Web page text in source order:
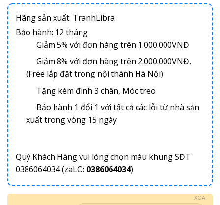
Hãng sản xuất: TranhLibra
Bảo hành: 12 tháng
Giảm 5% với đơn hàng trên 1.000.000VNĐ
Giảm 8% với đơn hàng trên 2.000.000VNĐ,
(Free lắp đặt trong nội thành Hà Nội)
Tặng kèm đinh 3 chân, Móc treo
Bảo hành 1 đổi 1 với tất cả các lỗi từ nhà sản
xuất trong vòng 15 ngày
Quý Khách Hàng vui lòng chọn màu khung SĐT
0386064034 (zaLO: 0386064034)
XÓA